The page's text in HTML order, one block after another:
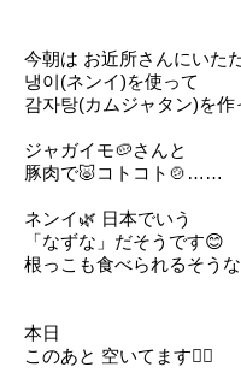
今朝は お近所さんにいた
냉이(ネンイ)を使って
감자탕(カムジャタン)を作
ジャガイモ🥔さんと
豚肉で🐷コトコト🍲……
ネンイ🌿‬ 日本でいう
「なずな」だそうです😊
根っこも食べられるそう
本日
このあと 空いてます🙆‍♀️